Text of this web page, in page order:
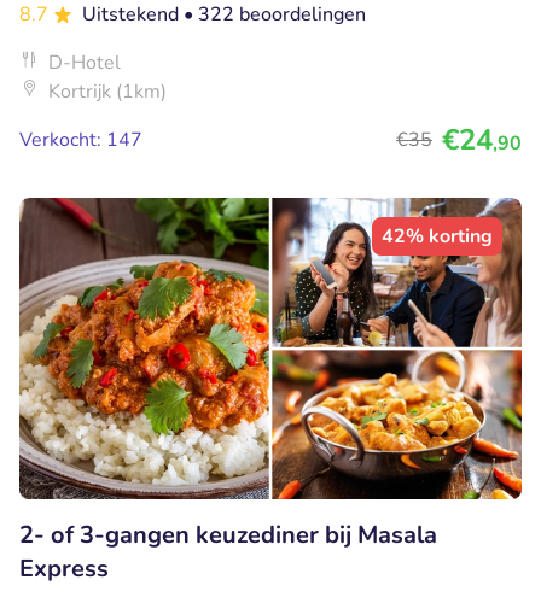
8.7
Uitstekend • 322 beoordelingen
D-Hotel
Kortrijk (1km)
Verkocht: 147
€35 €24,90
42% korting
2- of 3-gangen keuzediner bij Masala
Express